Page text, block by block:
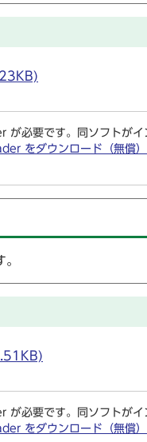
必要です。同ソフトがイ
をダウンロード（無償）
必要です。同ソフトがイ
をダウンロード（無償）